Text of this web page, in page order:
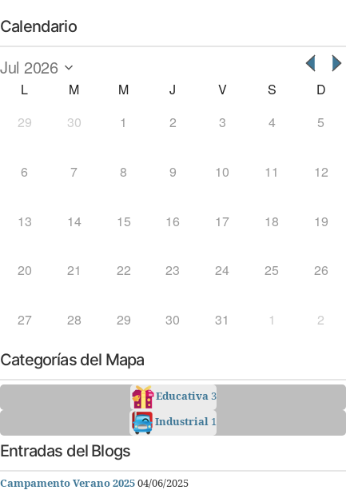
Calendario
L M M J V S
D
29
30 1 2 3 4 5
6 7 8 9 10 11 12
13 14 15 16 17 18 19
20 21 22 23 24 25 26
27 28 29 30 31 1 2
Categorías del Mapa
Educativa3
Industrial 1
Entradas del Blogs
Campamento Verano 202504/06/2025